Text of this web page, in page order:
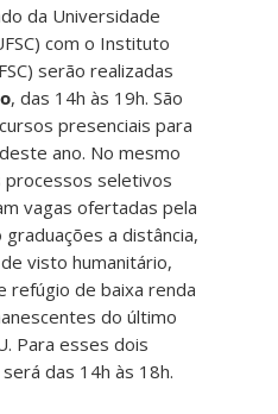
da Universidade
com o Instituto
serão realizadas
, das 14h às 19h. São
presenciais para
ano. No mesmo
seletivos
vagas ofertadas pela
graduações a distância,
visto humanitário,
refúgio de baixa renda
do último
Para esses dois
das 14h às 18h.